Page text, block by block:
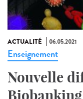
ACTUALITÉ 06.05.2021
Enseignement
Nouvelle
Biobanking